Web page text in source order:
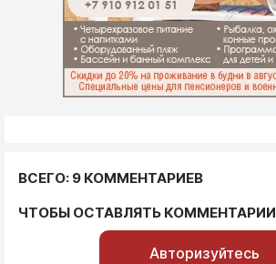
ВСЕГО: 9 КОММЕНТАРИЕВ
ЧТОБЫ ОСТАВЛЯТЬ КОММЕНТАРИИ
Авторизуйтесь